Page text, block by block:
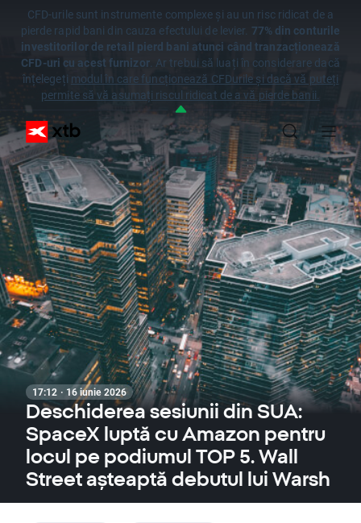
CFD-urile sunt instrumente complexe și au un risc ridicat de a
pierde rapid bani din cauza efectului de levier. 77% din conturile
investitorilor de retail pierd bani atunci când tranzacționează
CFD-uri cu acest furnizor. Ar trebui să luați în considerare dacă
înțelegeți modul în care funcționează CFDurile și dacă vă puteți
permite să vă asumați riscul ridicat de a vă pierde banii.
17:12 · 16 iunie 2026
Deschiderea sesiunii din SUA:
SpaceX luptă cu Amazon pentru
locul pe podiumul TOP 5. Wall
Street așteaptă debutul lui Warsh